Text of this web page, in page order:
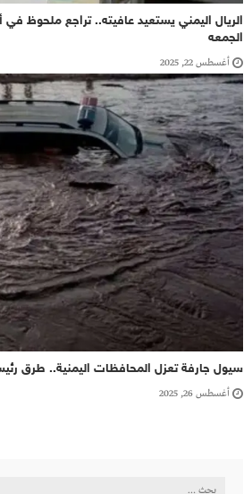
الريال اليمني يستعيد عافيته.. تراجع ملحوظ
الجمعه
أغسطس 22, 2025
سيول جارفة تعزل المحافظات اليمنية.. طرق
أغسطس 26, 2025
البحث